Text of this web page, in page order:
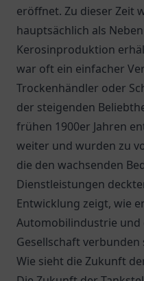
eröffnet. Zu dieser Zeit
hauptsächlich als
Kerosinproduktion
war oft ein einfacher
Trockenhändler oder
der steigenden
frühen 1900er Jahren
weiter und wurden zu
die den wachsenden
Dienstleistungen
Entwicklung zeigt, wie
Automobilindustrie
Gesellschaft verbunden
Wie sieht die Zukunft